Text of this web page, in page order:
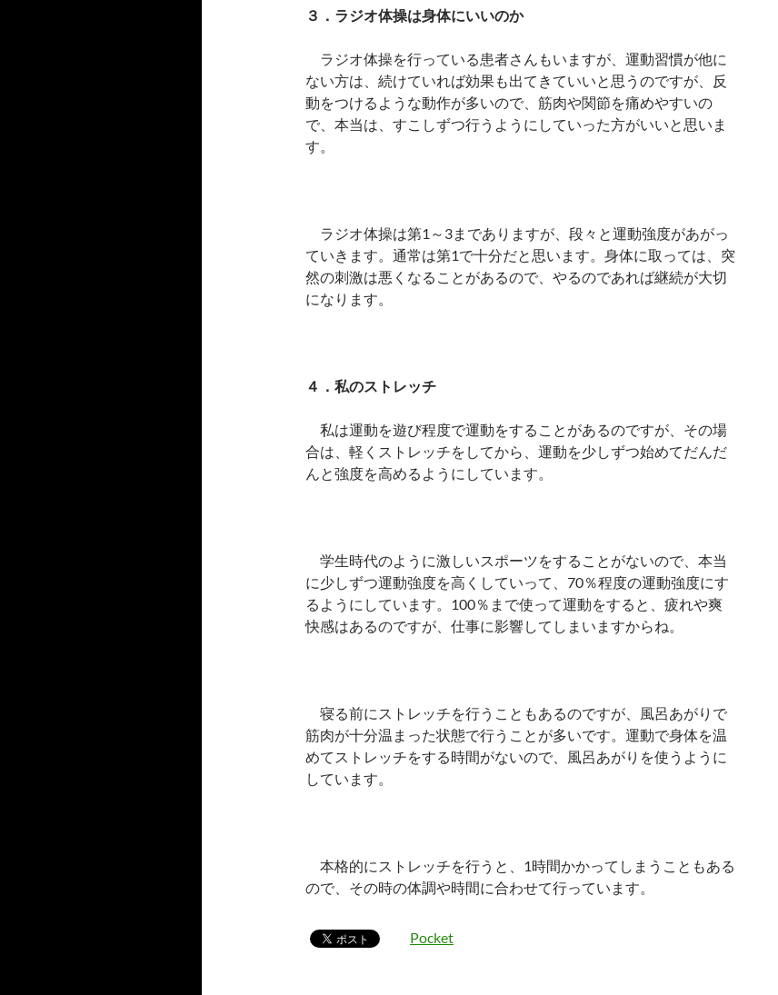
３．ラジオ体操は身体にいいのか
ラジオ体操を行っている患者さんもいますが、運動習慣が他に
ない方は、続けていれば効果も出てきていいと思うのですが、反
動をつけるような動作が多いので、筋肉や関節を痛めやすいの
で、本当は、すこしずつ行うようにしていった方がいいと思いま
す。
ラジオ体操は第1～3までありますが、段々と運動強度があがっ
ていきます。通常は第1で十分だと思います。身体に取っては、突
然の刺激は悪くなることがあるので、やるのであれば継続が大切
になります。
４．私のストレッチ
私は運動を遊び程度で運動をすることがあるのですが、その場
合は、軽くストレッチをしてから、運動を少しずつ始めてだんだ
んと強度を高めるようにしています。
学生時代のように激しいスポーツをすることがないので、本当
に少しずつ運動強度を高くしていって、70％程度の運動強度にす
るようにしています。100％まで使って運動をすると、疲れや爽
快感はあるのですが、仕事に影響してしまいますからね。
寝る前にストレッチを行うこともあるのですが、風呂あがりで
筋肉が十分温まった状態で行うことが多いです。運動で身体を温
めてストレッチをする時間がないので、風呂あがりを使うように
しています。
本格的にストレッチを行うと、1時間かかってしまうこともある
ので、その時の体調や時間に合わせて行っています。
Pocket